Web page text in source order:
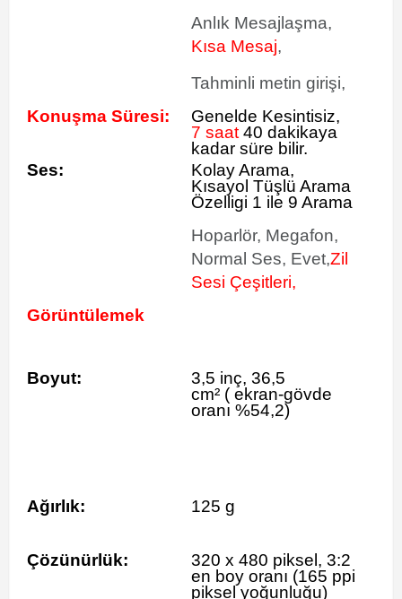
Anlık Mesajlaşma,
Kısa Mesaj,
Tahminli metin girişi,
Konuşma Süresi:
Genelde Kesintisiz,
7 saat 40 dakikaya
kadar süre bilir.
Ses:
Kolay Arama,
Kısayol Tüşlü Arama
Özelligi 1 ile 9 Arama
Hoparlör, Megafon,
Normal Ses, Evet,Zil
Sesi Çeşitleri,
Görüntülemek
Boyut:
3,5 inç, 36,5
cm² ( ekran-gövde
oranı %54,2)
Ağırlık: 125 g
Çözünürlük:
320 x 480 piksel, 3:2
en boy oranı (165 ppi
piksel yoğunluğu)